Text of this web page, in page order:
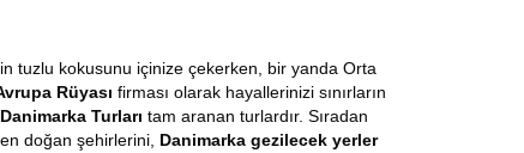
tuzlu kokusunu içinize çekerken, bir yanda Orta
Rüyası firması olarak hayallerinizi sınırların
Turları tam aranan turlardır. Sıradan
doğan şehirlerini, Danimarka gezilecek yerler